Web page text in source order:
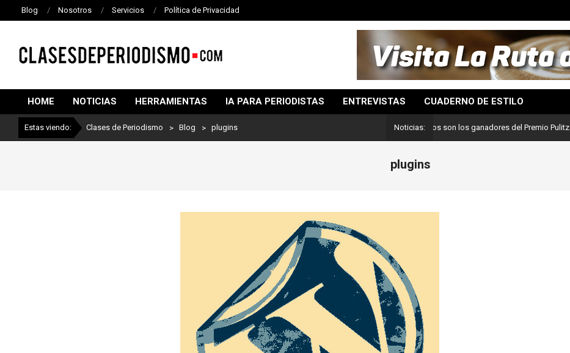
Blog Nosotros Servicios Política de Privacidad
DE
PERIODISMO
HOME NOTICIAS HERRAMIENTAS IA PARA PERIODISTAS ENTREVISTAS CUADERNO DE ESTILO
Estas viendo: Clases de Periodismo > Blog > plugins Noticias:
Lo mejor del periodismo: Estos son los ganadores del Premio Pulitzer 2024
plugins